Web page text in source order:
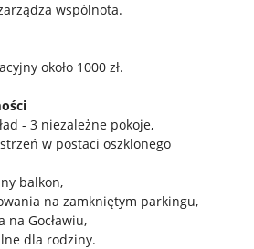
wspólnota.
około 1000 zł.
- 3 niezależne pokoje,
w postaci oszklonego
balkon,
na zamkniętym parkingu,
na Gocławiu,
dla rodziny.